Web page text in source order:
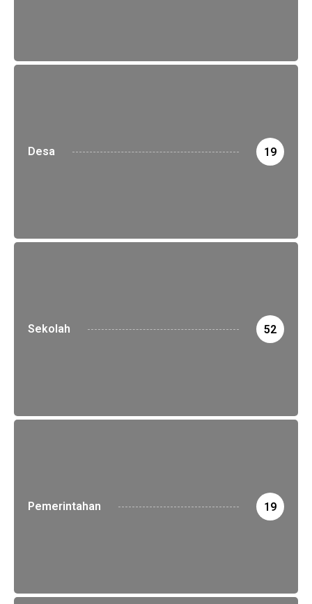
Desa 19
Sekolah 52
Pemerintahan 19